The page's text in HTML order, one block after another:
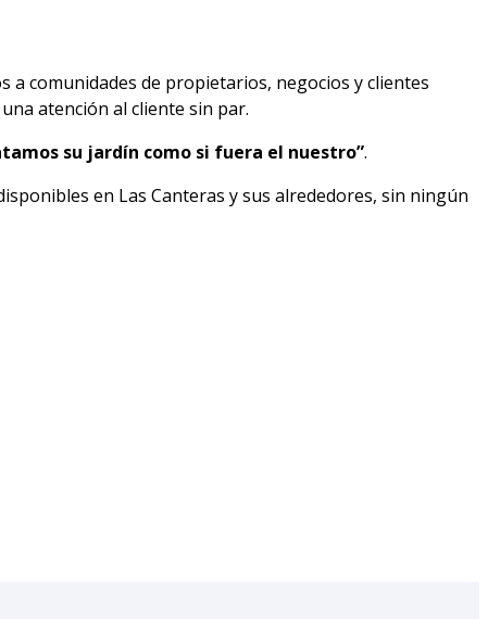
a comunidades de propietarios, negocios y clientes
atención al cliente sin par.
su jardín como si fuera el nuestro”.
en Las Canteras y sus alrededores, sin ningún